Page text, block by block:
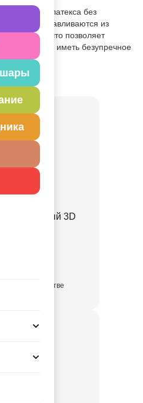
латекса без
шары изготавливаются из
латекса, что позволяет
и иметь безупречное
футбольный 3D
руб.
количестве